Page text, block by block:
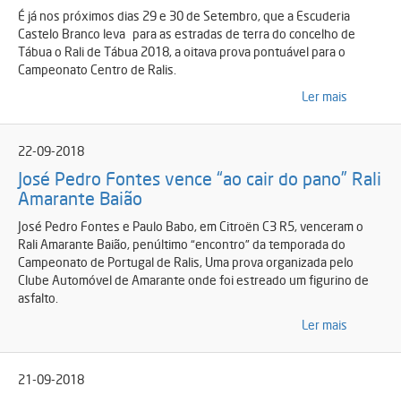
É já nos próximos dias 29 e 30 de Setembro, que a Escuderia
Castelo Branco leva para as estradas de terra do concelho de
Tábua o Rali de Tábua 2018, a oitava prova pontuável para o
Campeonato Centro de Ralis.
Ler mais
22-09-2018
José Pedro Fontes vence “ao cair do pano” Rali
Amarante Baião
José Pedro Fontes e Paulo Babo, em Citroën C3 R5, venceram o
Rali Amarante Baião, penúltimo “encontro” da temporada do
Campeonato de Portugal de Ralis, Uma prova organizada pelo
Clube Automóvel de Amarante onde foi estreado um figurino de
asfalto.
Ler mais
21-09-2018